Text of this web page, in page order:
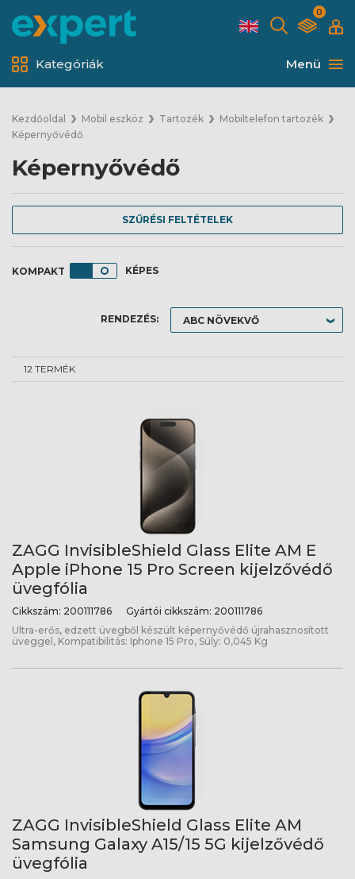
0
Menü
Kategóriák
Kezdőoldal Mobil eszköz Tartozék
Mobiltelefon tartozék
Képernyővédő
Képernyővédő
SZŰRÉSI FELTÉTELEK
KÉPES
RENDEZÉS:
12 TERMÉK
ZAGG InvisibleShield Glass Elite AM E
Apple iPhone 15 Pro Screen kijelzővédő
üvegfólia
Cikkszám: 200111786 Gyártói cikkszám: 200111786
Ultra-erős, edzett üvegből készült képernyővédő újrahasznosított
üveggel, Kompatibilitás: Iphone 15 Pro, Súly: 0,045 Kg
ZAGG InvisibleShield Glass Elite AM
Samsung Galaxy A15/15 5G kijelzővédő
üvegfólia